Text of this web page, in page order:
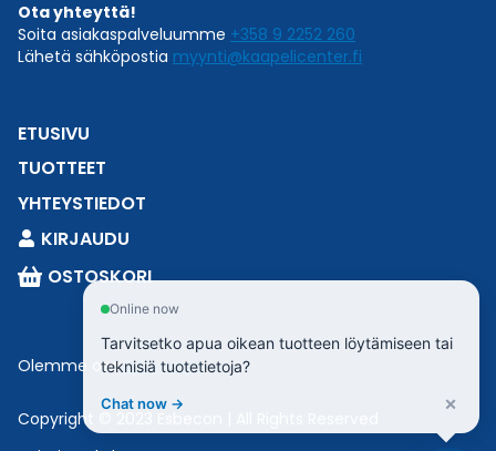
Ota yhteyttä!
Soita asiakaspalveluumme +358 9 2252 260
Lähetä sähköpostia myynti@kaapelicenter.fi
ETUSIVU
TUOTTEET
YHTEYSTIEDOT
KIRJAUDU
OSTOSKORI
Olemme osaEsbeconia.
Copyright © 2023 Esbecon | All Rights Reserved
Online now
Tarvitsetko apua oikean tuotteen löytämiseen tai
teknisiä tuotetietoja?
Chat now → ×